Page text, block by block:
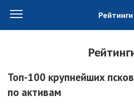
Топ-100 крупнейших
по активам